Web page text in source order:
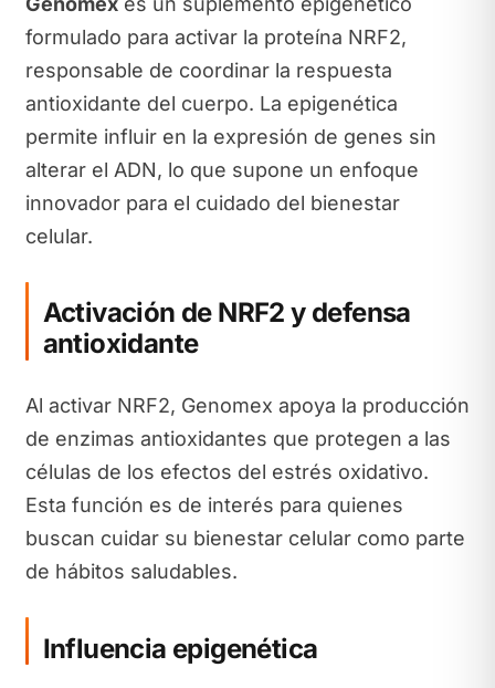
formulado para activar la proteína NRF2,
responsable de coordinar la respuesta
antioxidante del cuerpo. La epigenética
permite influir en la expresión de genes sin
alterar el ADN, lo que supone un enfoque
innovador para el cuidado del bienestar
celular.
Activación de NRF2 y defensa
antioxidante
Al activar NRF2, Genomex apoya la producción
de enzimas antioxidantes que protegen a las
células de los efectos del estrés oxidativo.
Esta función es de interés para quienes
buscan cuidar su bienestar celular como parte
de hábitos saludables.
Influencia epigenética